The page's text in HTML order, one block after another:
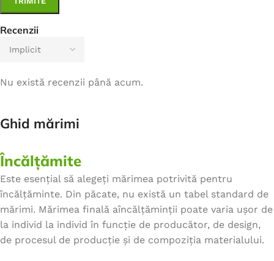
Recenzii
Nu există recenzii până acum.
Ghid mărimi
Încălțămite
Este esențial să alegeți mărimea potrivită pentru
încălțăminte. Din păcate, nu există un tabel standard de
mărimi. Mărimea finală aîncălțăminții poate varia ușor de
la individ la individ în funcție de producător, de design,
de procesul de producție și de compoziția materialului.